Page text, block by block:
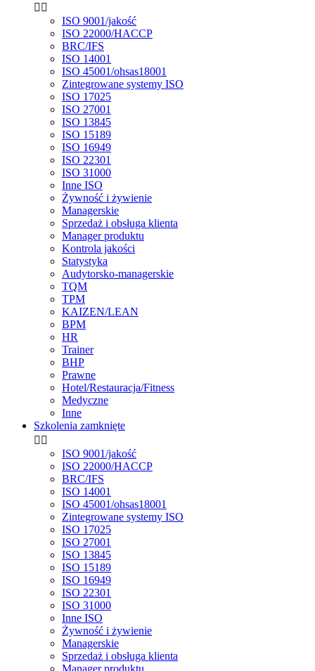
 
ISO 9001/jakość
ISO 22000/HACCP
BRC/IFS
ISO 14001
ISO 45001/ohsas18001
Zintegrowane systemy ISO
ISO 17025
ISO 27001
ISO 13845
ISO 15189
ISO 16949
ISO 22301
ISO 31000
Inne ISO
Żywność i żywienie
Managerskie
Sprzedaż i obsługa klienta
Manager produktu
Kontrola jakości
Statystyka
Audytorsko-managerskie
TQM
TPM
KAIZEN/LEAN
BPM
HR
Trainer
BHP
Prawne
Hotel/Restauracja/Fitness
Medyczne
Inne
Szkolenia zamknięte
 
ISO 9001/jakość
ISO 22000/HACCP
BRC/IFS
ISO 14001
ISO 45001/ohsas18001
Zintegrowane systemy ISO
ISO 17025
ISO 27001
ISO 13845
ISO 15189
ISO 16949
ISO 22301
ISO 31000
Inne ISO
Żywność i żywienie
Managerskie
Sprzedaż i obsługa klienta
Manager produktu